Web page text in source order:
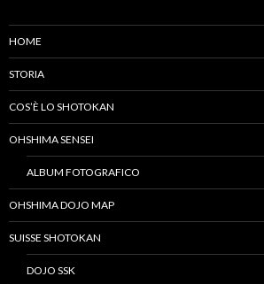
HOME
STORIA
COS’È LO SHOTOKAN
OHSHIMA SENSEI
ALBUM FOTOGRAFICO
OHSHIMA DOJO MAP
SUISSE SHOTOKAN
DOJO SSK